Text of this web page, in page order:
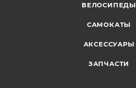
ВЕЛОСИПЕДЫ
САМОКАТЫ
АКСЕССУАРЫ
ЗАПЧАСТИ